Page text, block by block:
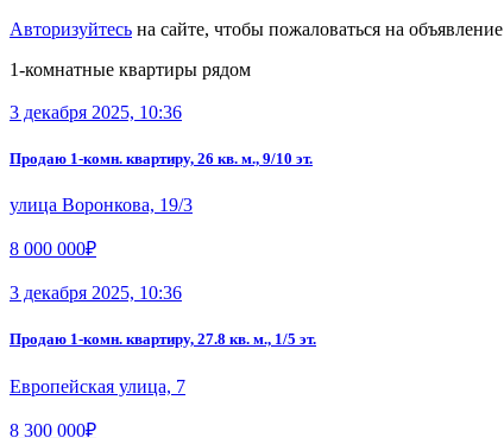
Авторизуйтесь на сайте, чтобы пожаловаться на объявление
1-комнатные квартиры рядом
3 декабря 2025, 10:36
Продаю 1-комн. квартиру, 26 кв. м., 9/10 эт.
улица Воронкова, 19/3
8 000 000₽
3 декабря 2025, 10:36
Продаю 1-комн. квартиру, 27.8 кв. м., 1/5 эт.
Европейская улица, 7
8 300 000₽